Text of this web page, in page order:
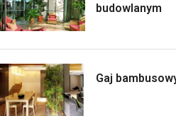
budowlanym
Gaj